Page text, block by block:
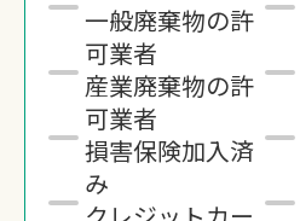
一般廃棄物の許
可業者
産業廃棄物の許
可業者
損害保険加入済
み